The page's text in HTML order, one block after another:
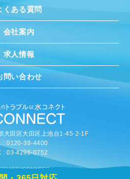
くある質問
会社案内
求人情報
問い合わせ
大田区大田区上池台1-45-2-1F
: 0120-38-4400
: 03-4296-0752
MIZUCONNECT